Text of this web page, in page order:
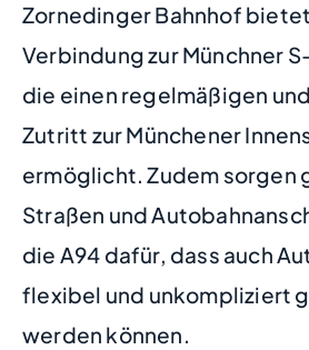
Zornedinger Bahnhof
Verbindung zur Münchner
die einen regelmäßigen
Zutritt zur Münchener
ermöglicht. Zudem sorgen
Straßen und
die A94 dafür, dass auch
flexibel und unkompliziert
werden können.